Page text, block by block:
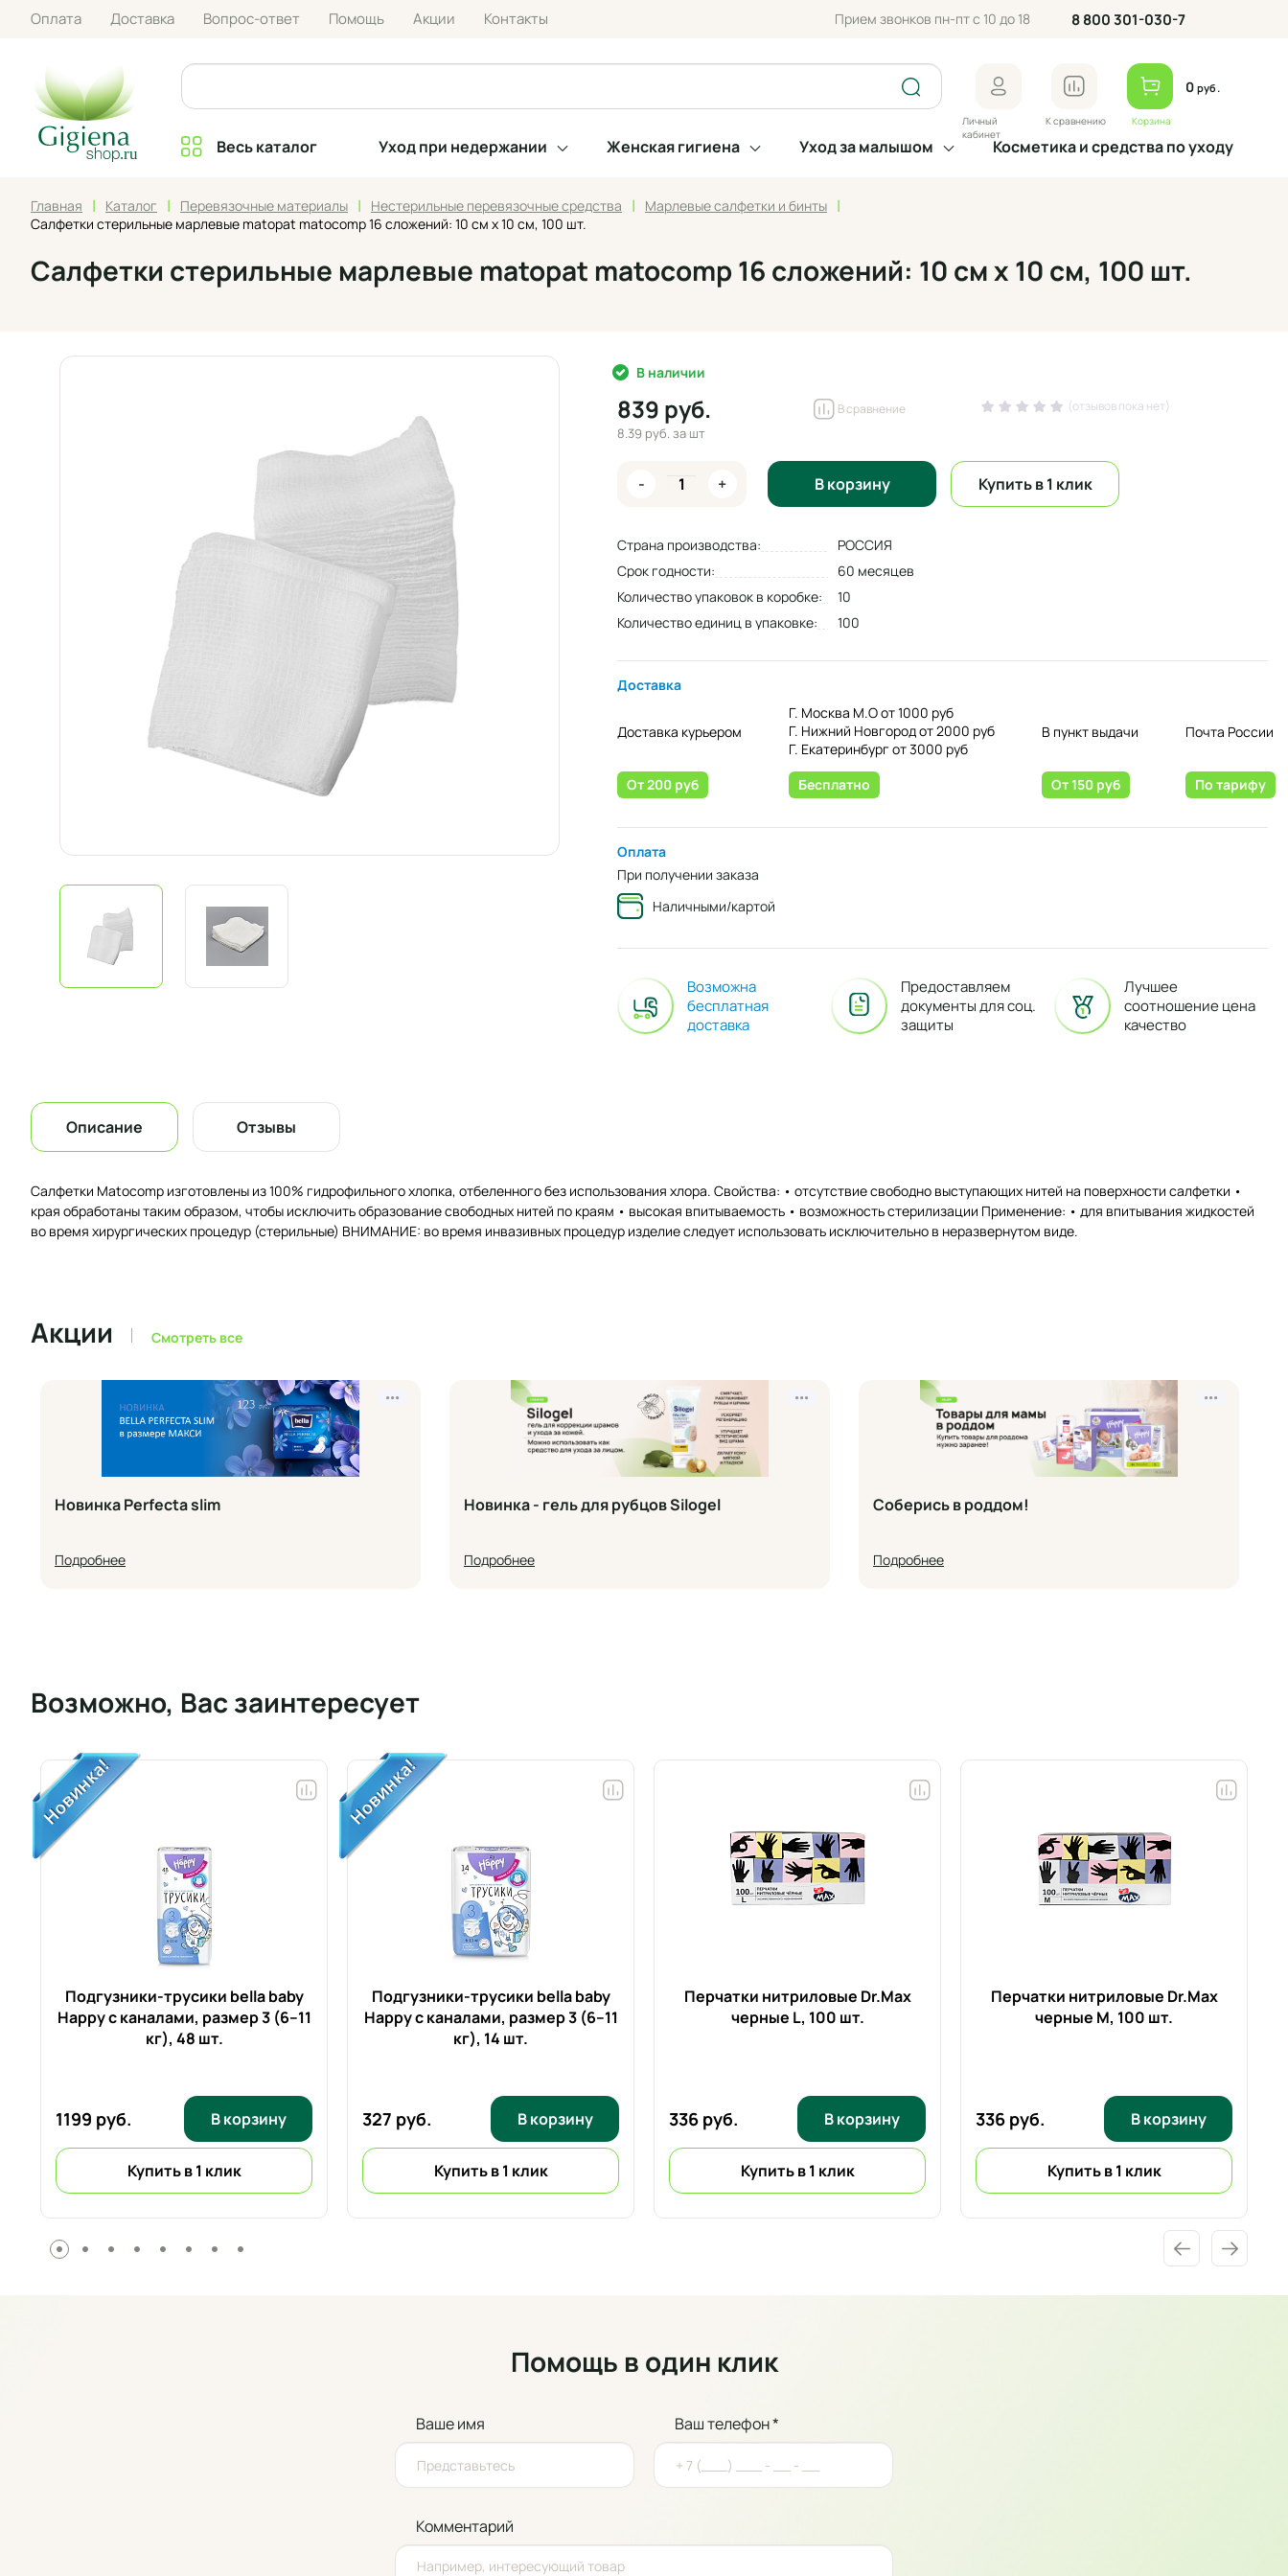
Оплата Доставка Вопрос-ответ Помощь Акции Контакты Прием звонков пн-пт с 10 до 18 8 800 301-030-7
Личный
кабинет
К сравнению Корзина
0руб.
Весь каталог Уход при недержании Женская гигиена Уход за малышом Косметика и средства по уходу
Главная | Каталог | Перевязочные материалы | Нестерильные перевязочные средства | Марлевые салфетки и бинты |
Салфетки стерильные марлевые matopat matocomp 16 сложений: 10 см х 10 см, 100 шт.
Салфетки стерильные марлевые matopat matocomp 16 сложений: 10 см х 10 см, 100 шт.
В наличии
839 руб. В сравнение (отзывов пока нет)
8.39 руб.за шт
- + В корзину Купить в 1 клик
Страна производства:
РОССИЯ
Срок годности:
60 месяцев
Количество упаковок в коробке:
10
Количество единиц в упаковке:
100
Доставка
Доставка курьером
От 200 руб
Г. Москва М.О от 1000 руб
Г. Нижний Новгород от 2000 руб
Г. Екатеринбург от 3000 руб
Бесплатно
В пункт выдачи
От 150 руб
Почта России
По тарифу
Оплата
При получении заказа
Наличными/картой
Возможна
бесплатная
доставка
Предоставляем
документы для соц.
защиты
Лучшее
соотношение цена
качество
Описание Отзывы
Салфетки Matocomp изготовлены из 100% гидрофильного хлопка, отбеленного без использования хлора. Свойства: • отсутcтвие свободно выступающих нитей на поверхности салфетки •
края обработаны таким образом, чтобы исключить образование свободных нитей по краям • высокая впитываемость • возможность стерилизации Применение: • для впитывания жидкостей
во время хирургических процедур (стерильные) ВНИМАНИЕ: во время инвазивных процедур изделие следует использовать исключительно в неразвернутом виде.
Акции Смотреть все
•••
Новинка Perfecta slim
Подробнее
•••
Новинка - гель для рубцов Silogel
Подробнее
•••
Соберись в роддом!
Подробнее
Возможно, Вас заинтересует
Подгузники-трусики bella baby
Happy с каналами, размер 3 (6–11
кг), 48 шт.
1199 руб. В корзину
Купить в 1 клик
Подгузники-трусики bella baby
Happy с каналами, размер 3 (6–11
кг), 14 шт.
327 руб. В корзину
Купить в 1 клик
Перчатки нитриловые Dr.Max
черные L, 100 шт.
336 руб. В корзину
Купить в 1 клик
Перчатки нитриловые Dr.Max
черные M, 100 шт.
336 руб. В корзину
Купить в 1 клик
Помощь в один клик
Ваше имя Ваш телефон *
Комментарий